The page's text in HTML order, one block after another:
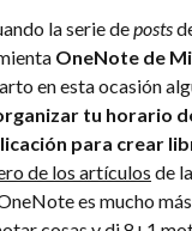
la serie deposts
OneNote de
en esta ocasión
tu horario
para crear
de los artículos de
es mucho